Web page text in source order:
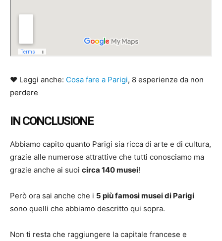
♥ Leggi anche: Cosa fare a Parigi, 8 esperienze da non
perdere
IN CONCLUSIONE
Abbiamo capito quanto Parigi sia ricca di arte e di cultura,
grazie alle numerose attrattive che tutti conosciamo ma
grazie anche ai suoi circa 140 musei!
Però ora sai anche che i 5 più famosi musei di Parigi
sono quelli che abbiamo descritto qui sopra.
Non ti resta che raggiungere la capitale francese e